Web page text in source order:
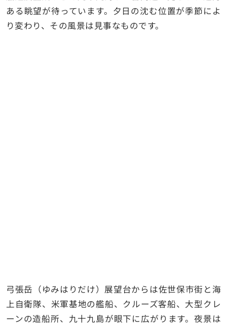
ある眺望が待っています。夕日の沈む位置が季節によ
り変わり、その風景は見事なものです。
弓張岳（ゆみはりだけ）展望台からは佐世保市街と海
上自衛隊、米軍基地の艦船、クルーズ客船、大型クレ
ーンの造船所、九十九島が眼下に広がります。夜景は